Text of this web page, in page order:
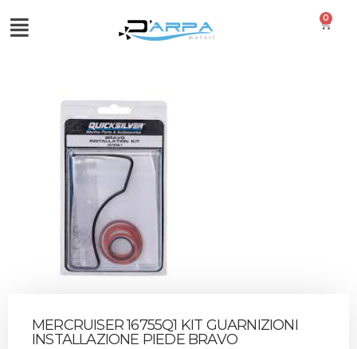
0
MERCRUISER 16755Q1 KIT GUARNIZIONI
INSTALLAZIONE PIEDE BRAVO